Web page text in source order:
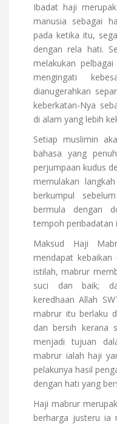
Ibadat haji
manusia sebagai
pada ketika itu,
dengan rela hati.
melakukan
mengingati
dianugerahkan
keberkatan-Nya
di alam yang lebih
Setiap muslimin
bahasa yang
perjumpaan kudus
memulakan
berkumpul
bermula dengan
tempoh peribadatan
Maksud Haji
mendapat kebaikan
istilah, mabrur
suci dan baik;
keredhaan Allah
mabrur itu berlaku
dan bersih kerana
menjadi tujuan
mabrur ialah haji
pelakunya hasil
dengan hati yang
Haji mabrur
berharga justeru ia